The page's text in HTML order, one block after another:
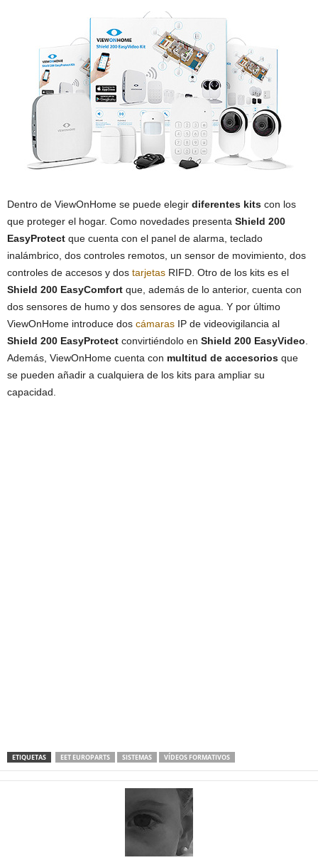
Dentro de ViewOnHome se puede elegir diferentes kits con los
que proteger el hogar. Como novedades presenta Shield 200
EasyProtect que cuenta con el panel de alarma, teclado
inalámbrico, dos controles remotos, un sensor de movimiento, dos
controles de accesos y dos tarjetas RIFD. Otro de los kits es el
Shield 200 EasyComfort que, además de lo anterior, cuenta con
dos sensores de humo y dos sensores de agua. Y por último
ViewOnHome introduce dos cámaras IP de videovigilancia al
Shield 200 EasyProtect convirtiéndolo en Shield 200 EasyVideo
Además, ViewOnHome cuenta con multitud de accesorios que
se pueden añadir a cualquiera de los kits para ampliar su
capacidad.
ETIQUETAS EET EUROPARTS SISTEMAS VÍDEOS FORMATIVOS